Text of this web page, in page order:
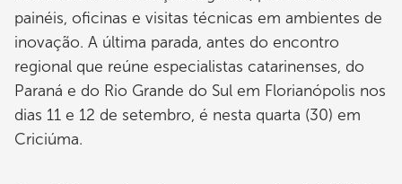
painéis, oficinas e visitas técnicas em ambientes de
inovação. A última parada, antes do encontro
regional que reúne especialistas catarinenses, do
Paraná e do Rio Grande do Sul em Florianópolis nos
dias 11 e 12 de setembro, é nesta quarta (30) em
Criciúma.